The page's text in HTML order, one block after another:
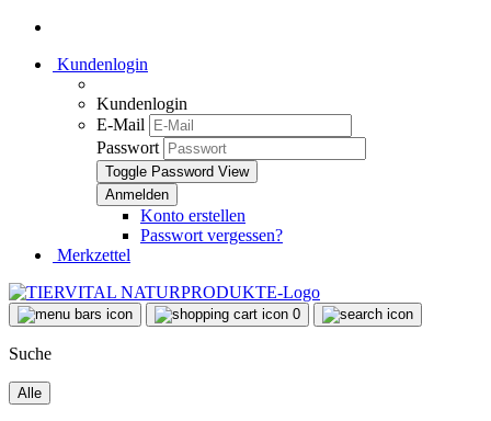
Kundenlogin
Kundenlogin
E-Mail
Passwort
Toggle Password View
Konto erstellen
Passwort vergessen?
Merkzettel
0
Suche
Alle